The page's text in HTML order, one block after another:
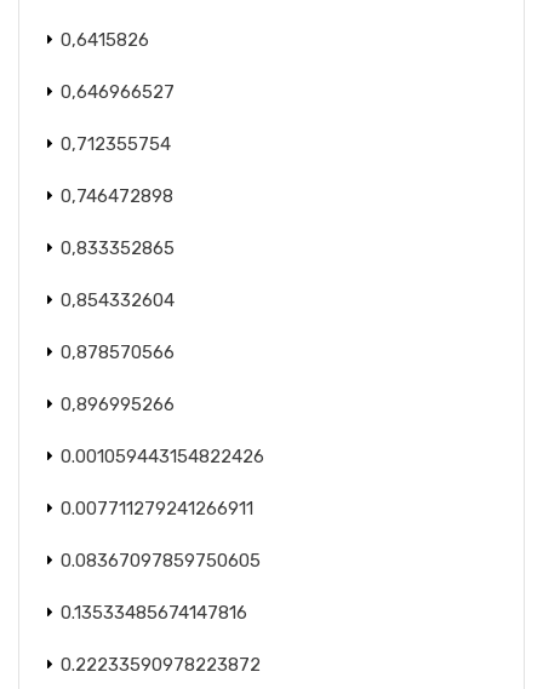
0,6415826
0,646966527
0,712355754
0,746472898
0,833352865
0,854332604
0,878570566
0,896995266
0.001059443154822426
0.007711279241266911
0.08367097859750605
0.13533485674147816
0.22233590978223872